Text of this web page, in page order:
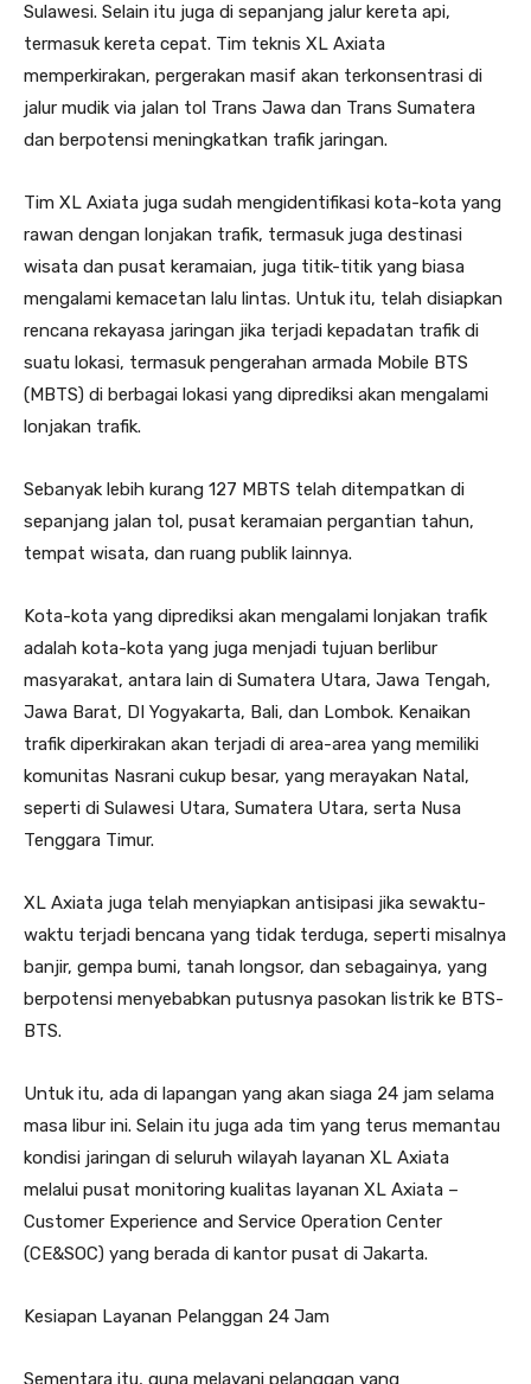
Sulawesi. Selain itu juga di sepanjang jalur kereta api,
termasuk kereta cepat. Tim teknis XL Axiata
memperkirakan, pergerakan masif akan terkonsentrasi di
jalur mudik via jalan tol Trans Jawa dan Trans Sumatera
dan berpotensi meningkatkan trafik jaringan.
Tim XL Axiata juga sudah mengidentifikasi kota-kota yang
rawan dengan lonjakan trafik, termasuk juga destinasi
wisata dan pusat keramaian, juga titik-titik yang biasa
mengalami kemacetan lalu lintas. Untuk itu, telah disiapkan
rencana rekayasa jaringan jika terjadi kepadatan trafik di
suatu lokasi, termasuk pengerahan armada Mobile BTS
(MBTS) di berbagai lokasi yang diprediksi akan mengalami
lonjakan trafik.
Sebanyak lebih kurang 127 MBTS telah ditempatkan di
sepanjang jalan tol, pusat keramaian pergantian tahun,
tempat wisata, dan ruang publik lainnya.
Kota-kota yang diprediksi akan mengalami lonjakan trafik
adalah kota-kota yang juga menjadi tujuan berlibur
masyarakat, antara lain di Sumatera Utara, Jawa Tengah,
Jawa Barat, DI Yogyakarta, Bali, dan Lombok. Kenaikan
trafik diperkirakan akan terjadi di area-area yang memiliki
komunitas Nasrani cukup besar, yang merayakan Natal,
seperti di Sulawesi Utara, Sumatera Utara, serta Nusa
Tenggara Timur.
XL Axiata juga telah menyiapkan antisipasi jika sewaktu-
waktu terjadi bencana yang tidak terduga, seperti misalnya
banjir, gempa bumi, tanah longsor, dan sebagainya, yang
berpotensi menyebabkan putusnya pasokan listrik ke BTS-
BTS.
Untuk itu, ada di lapangan yang akan siaga 24 jam selama
masa libur ini. Selain itu juga ada tim yang terus memantau
kondisi jaringan di seluruh wilayah layanan XL Axiata
melalui pusat monitoring kualitas layanan XL Axiata –
Customer Experience and Service Operation Center
(CE&SOC) yang berada di kantor pusat di Jakarta.
Kesiapan Layanan Pelanggan 24 Jam
Sementara itu, guna melayani pelanggan yang